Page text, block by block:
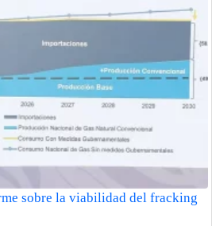
sobre la viabilidad del fracking